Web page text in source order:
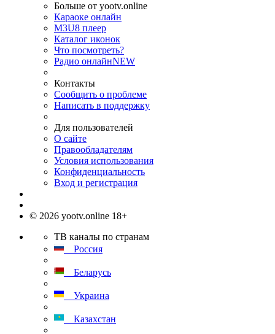
Больше от yootv.online
Караоке онлайн
M3U8 плеер
Каталог иконок
Что посмотреть?
Радио онлайнNEW
Контакты
Сообщить о проблеме
Написать в поддержку
Для пользователей
О сайте
Правообладателям
Условия использования
Конфиденциальность
Вход и регистрация
© 2026 yootv.online 18+
ТВ каналы по странам
Россия
Беларусь
Украина
Казахстан